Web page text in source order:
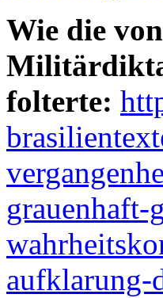
Wie die
folterte:
grauenhaft-
aufklarung-